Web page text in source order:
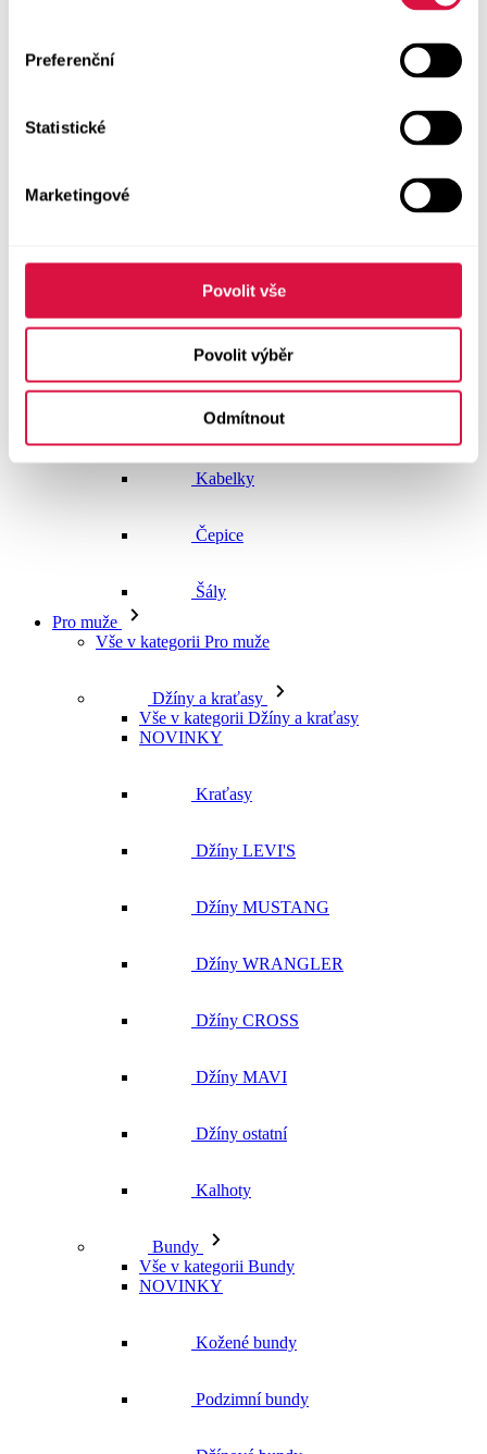
Preferenční
Statistické
Marketingové
Povolit vše
Povolit výběr
Odmítnout
Boty GEOX
Pásky
Peněženky
Kabelky
Čepice
Šály
Pro muže
Vše v kategorii Pro muže
Džíny a kraťasy
Vše v kategorii Džíny a kraťasy
NOVINKY
Kraťasy
Džíny LEVI'S
Džíny MUSTANG
Džíny WRANGLER
Džíny CROSS
Džíny MAVI
Džíny ostatní
Kalhoty
Bundy
Vše v kategorii Bundy
NOVINKY
Kožené bundy
Podzimní bundy